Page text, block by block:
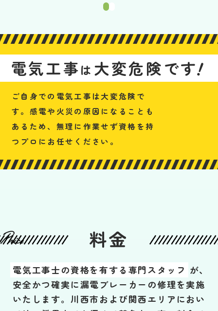
1
電気工事は 大変危険です
！
ご自身での電気工事は大変危険で
す。感電や火災の原因になることも
あるため、無理に作業せず資格を持
つプロにお任せください。
料金
電気工事士の資格を有する専門スタッフ が、
安全かつ確実に漏電ブレーカーの修理を実施
いたします。川西市および関西エリアにおい